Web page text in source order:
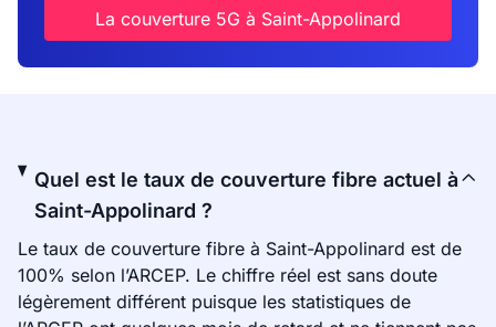
La couverture 5G à Saint-Appolinard
Quel est le taux de couverture fibre actuel à
Saint-Appolinard ?
Le taux de couverture fibre à Saint-Appolinard est de
100% selon l’ARCEP. Le chiffre réel est sans doute
légèrement différent puisque les statistiques de